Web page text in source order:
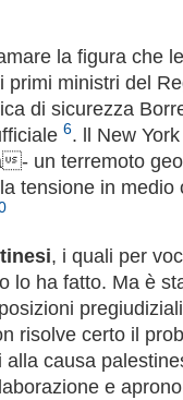
la figura che
primi ministri del
di sicurezza
6. ll New
- un terremoto
tensione in
, i quali per
lo ha fatto. Ma è
risolve certo il
causa
e